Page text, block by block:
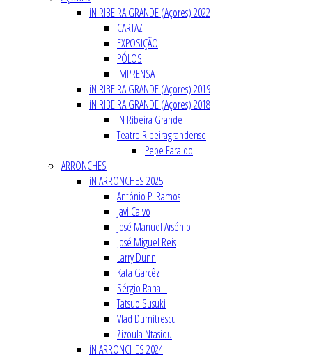
iN RIBEIRA GRANDE (Açores) 2022
CARTAZ
EXPOSIÇÃO
PÓLOS
IMPRENSA
iN RIBEIRA GRANDE (Açores) 2019
iN RIBEIRA GRANDE (Açores) 2018
iN Ribeira Grande
Teatro Ribeiragrandense
Pepe Faraldo
ARRONCHES
iN ARRONCHES 2025
António P. Ramos
Javi Calvo
José Manuel Arsénio
José Miguel Reis
Larry Dunn
Kata Garcêz
Sérgio Ranalli
Tatsuo Susuki
Vlad Dumitrescu
Zizoula Ntasiou
iN ARRONCHES 2024